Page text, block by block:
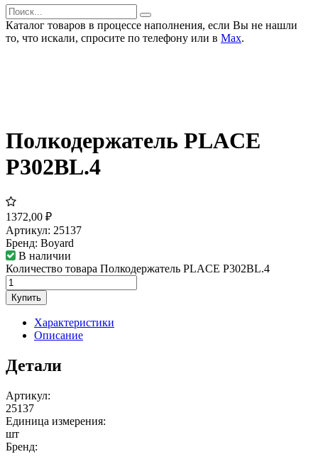
Каталог товаров в процессе наполнения, если Вы не нашли
то, что искали, спросите по телефону или в Мах.
Полкодержатель PLACE
P302BL.4
1372,00 ₽
Артикул: 25137
Бренд: Boyard
В наличии
Количество товара Полкодержатель PLACE P302BL.4
Купить
Характеристики
Описание
Детали
Артикул:
25137
Единица измерения:
шт
Бренд: